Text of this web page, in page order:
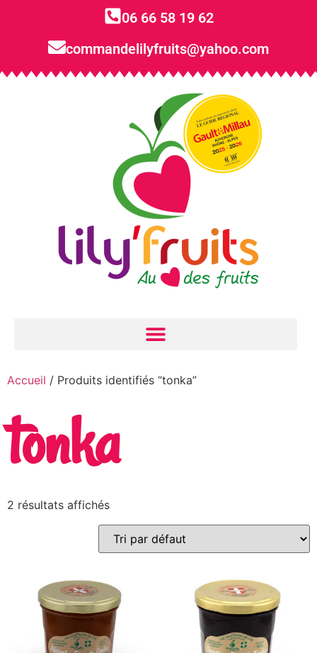
06 66 58 19 62
commandelilyfruits@yahoo.com
Accueil / Produits identifiés “tonka”
tonka
2 résultats affichés